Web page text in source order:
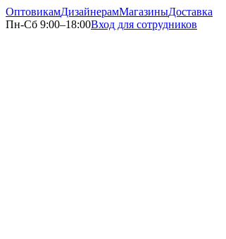
ОптовикамДизайнерамМагазиныДоставка
Пн-Сб 9:00–18:00Вход для сотрудников